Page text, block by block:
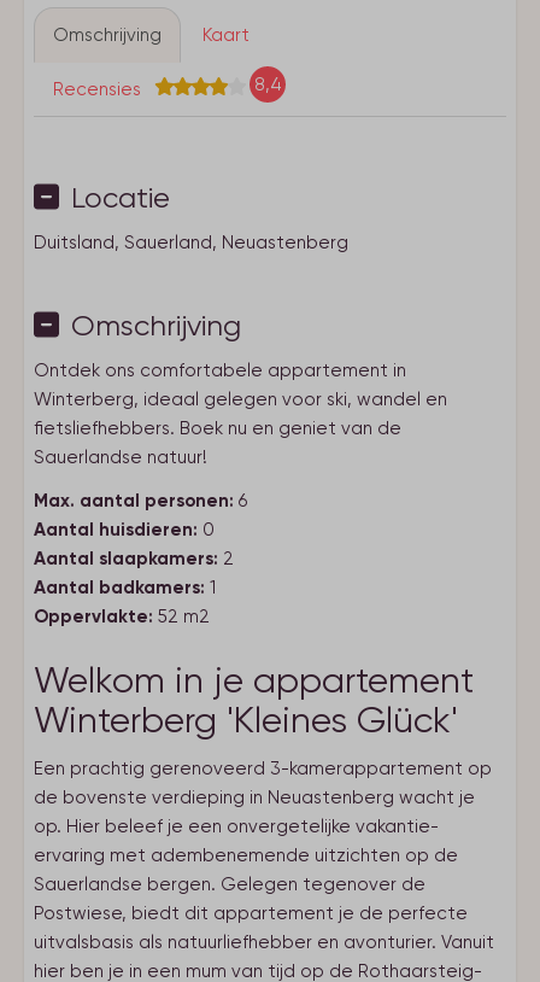
Omschrijving Kaart
Recensies 8,4
Locatie
Duitsland, Sauerland, Neuastenberg
Omschrijving
Ontdek ons comfortabele appartement in
Winterberg, ideaal gelegen voor ski, wandel en
fietsliefhebbers. Boek nu en geniet van de
Sauerlandse natuur!
Max. aantal personen: 6
Aantal huisdieren: 0
Aantal slaapkamers: 2
Aantal badkamers: 1
Oppervlakte: 52 m2
Welkom in je appartement
Winterberg 'Kleines Glück'
Een prachtig gerenoveerd 3-kamerappartement op
de bovenste verdieping in Neuastenberg wacht je
op. Hier beleef je een onvergetelijke vakantie-
ervaring met adembenemende uitzichten op de
Sauerlandse bergen. Gelegen tegenover de
Postwiese, biedt dit appartement je de perfecte
uitvalsbasis als natuurliefhebber en avonturier. Vanuit
hier ben je in een mum van tijd op de Rothaarsteig-